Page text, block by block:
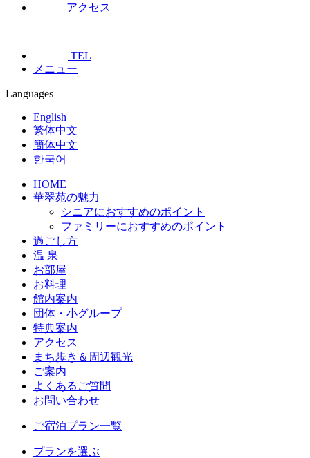
アクセス
TEL
メニュー
Languages
English
繁体中文
簡体中文
한국어
HOME
華翠苑の魅力
シニアにおすすめのポイント
ファミリーにおすすめのポイント
過ごし方
温 泉
お部屋
お料理
館内案内
団体・小グループ
特典案内
アクセス
まち歩き＆周辺観光
ご案内
よくあるご質問
お問い合わせ
ご宿泊プラン一覧
プランを選ぶ